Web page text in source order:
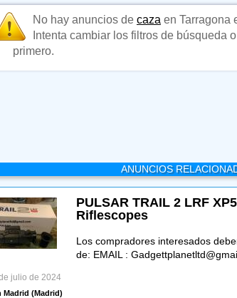
No hay anuncios de caza en Tarragona
Intenta cambiar los filtros de búsqueda o
primero.
ANUNCIOS
PULSAR TRAIL 2 LRF
Riflescopes
Los compradores interesados
de: EMAIL :
julio de 2024
Madrid (Madrid)